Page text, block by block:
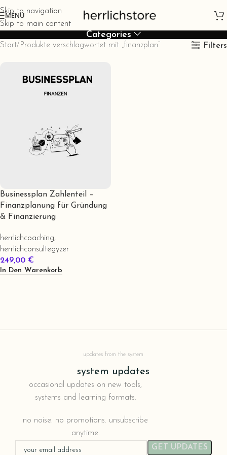
Skip to navigation
Skip to main content
MENU
Categories
Start Produkte verschlagwortet mit „finanzplan“ Filters
Businessplan Zahlenteil –
Finanzplanung für Gründung
& Finanzierung
herrlichcoaching,
herrlichconsultegyzer
249,00 €
In Den Warenkorb
updates from the system
system updates
occasional updates on new tools,
systems and learning formats.
no noise. no promotions. unsubscribe
anytime.